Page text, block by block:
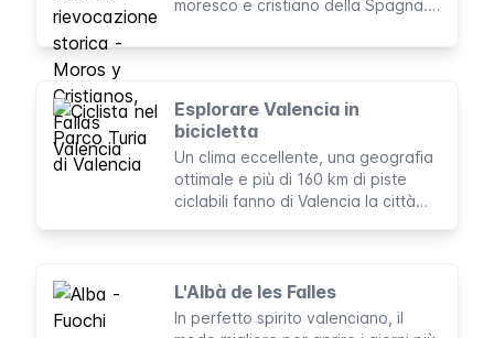
moresco e cristiano della Spagna.
battaglie animano le strade di
Esplorare Valencia in
bicicletta
Un clima eccellente, una geografia
ottimale e più di 160 km di piste
ciclabili fanno di Valencia la città
L'Albà de les Falles
In perfetto spirito valenciano, il